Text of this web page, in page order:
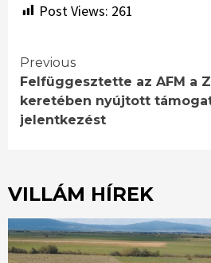
Post Views: 261
Continue
Reading
Previous
Felfüggesztette az AFM a
keretében nyújtott
jelentkezést
VILLÁM HÍREK